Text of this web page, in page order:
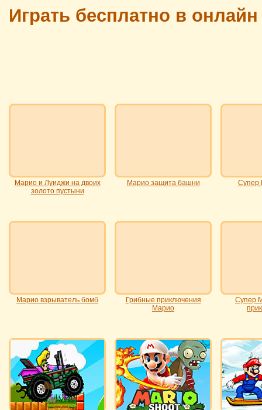
Играть бесплатно в
Марио и Луиджи на двоих
золото пустыни
Марио защита башни Супер
Марио взрыватель бомб
Грибные приключения
Марио
Супер